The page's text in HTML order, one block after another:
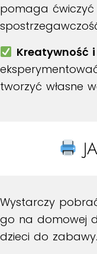
pomaga ćwiczyć
Kreatywność
tworzyć własne
Wystarczy
go na domowej
dzieci do zabawy.